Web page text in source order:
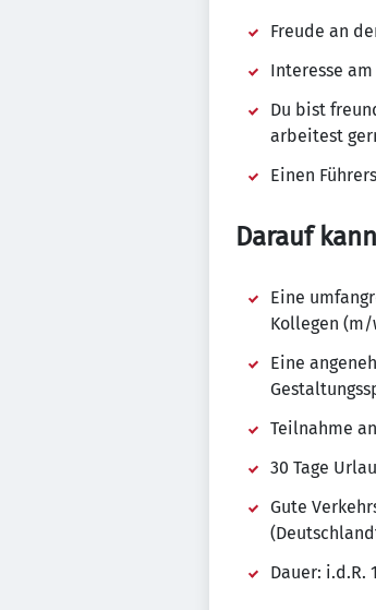
Freude an
Interesse
Du bist
arbeitest
Einen
Darauf
Eine
Kollegen
Eine
Teilnahme
30 Tage
Gute
Dauer: i.d.R.